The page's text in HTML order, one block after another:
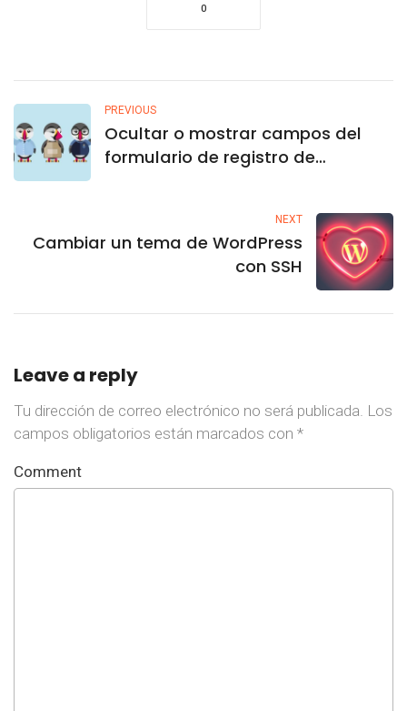
0
PREVIOUS
Ocultar o mostrar campos del
formulario de registro de
NEXT
Cambiar un tema de WordPress
con SSH
Leave a reply
Tu dirección de correo electrónico no será publicada. Los
campos obligatorios están marcados con *
Comment